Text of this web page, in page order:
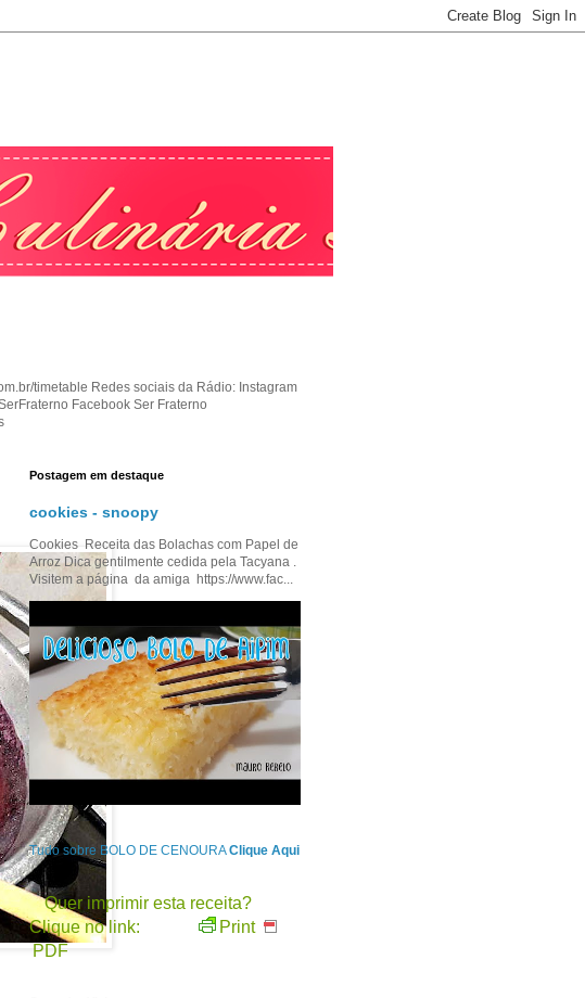
timetable Redes sociais da Rádio: Instagram
Facebook Ser Fraterno
Postagem em destaque
cookies - snoopy
Cookies Receita das Bolachas com Papel de
Arroz Dica gentilmente cedida pela Tacyana .
Visitem a página da amiga https://www.fac...
Tudo sobre BOLO DE CENOURAClique Aqui
Quer imprimir esta receita?
Clique no link:
Print
PDF